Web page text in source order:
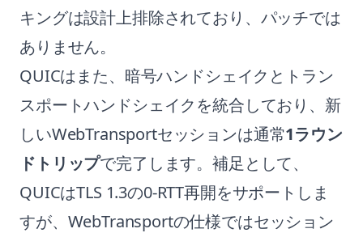
キングは設計上排除されており、パッチでは
ありません。
QUICはまた、暗号ハンドシェイクとトラン
スポートハンドシェイクを統合しており、新
しいWebTransportセッションは通常1ラウン
ドトリップで完了します。補足として、
QUICはTLS 1.3の0-RTT再開をサポートしま
すが、WebTransportの仕様ではセッション